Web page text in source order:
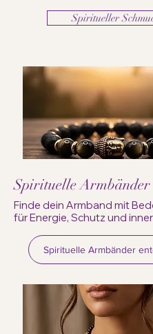
Spiritueller
Spirituelle Armbänder
Finde dein Armband mit
für Energie, Schutz und
Spirituelle Armbänder